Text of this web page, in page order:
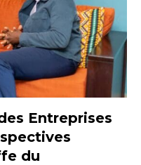
Entreprises
du